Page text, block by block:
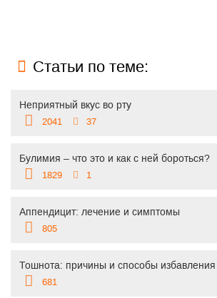
Статьи по теме:
Неприятный вкус во рту
2041 37
Булимия – что это и как с ней бороться?
1829 1
Аппендицит: лечение и симптомы
805
Тошнота: причины и способы избавления
681